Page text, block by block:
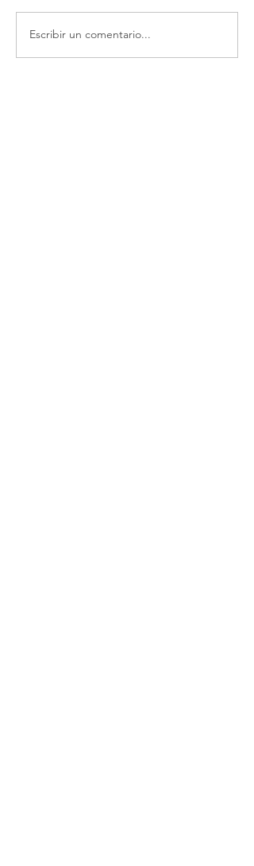
Escribir un comentario...